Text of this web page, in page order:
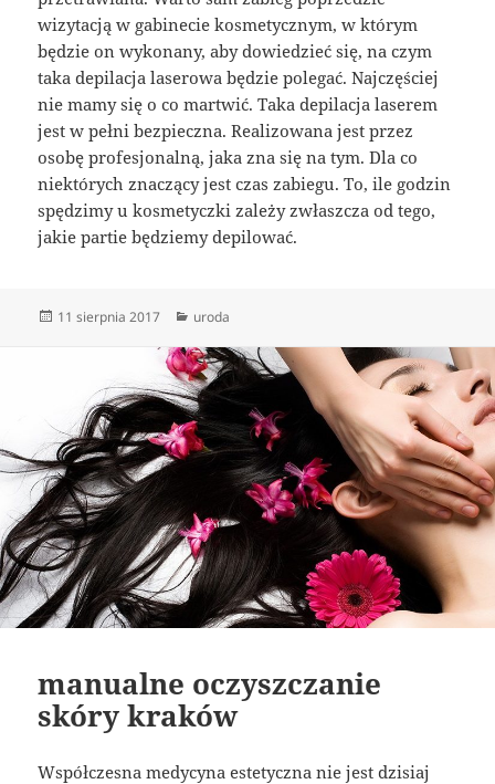
wizytacją w gabinecie kosmetycznym, w którym
będzie on wykonany, aby dowiedzieć się, na czym
taka depilacja laserowa będzie polegać. Najczęściej
nie mamy się o co martwić. Taka depilacja laserem
jest w pełni bezpieczna. Realizowana jest przez
osobę profesjonalną, jaka zna się na tym. Dla co
niektórych znaczący jest czas zabiegu. To, ile godzin
spędzimy u kosmetyczki zależy zwłaszcza od tego,
jakie partie będziemy depilować.
Data
11 sierpnia 2017 Kategorie
uroda
manualne oczyszczanie
skóry kraków
Współczesna medycyna estetyczna nie jest dzisiaj